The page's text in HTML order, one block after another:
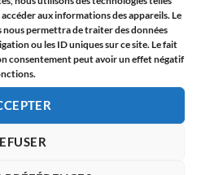
aux informations des appareils. Le
permettra de traiter des données
ou les ID uniques sur ce site. Le fait
consentement peut avoir un effet négatif
en France
dans notre atelier à
💬